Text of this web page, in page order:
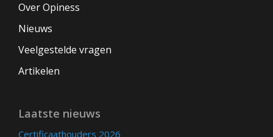
Over Opiness
Nieuws
Veelgestelde vragen
Artikelen
Laatste nieuws
Certificaathouders 2026